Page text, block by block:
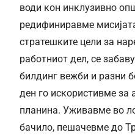
води кон инклузивно
редифиниравме
стратешките цели за
работниот дел, се
билдинг вежби и разни
ден го искористивме за
планина. Уживавме во
бачило, пешачевме до